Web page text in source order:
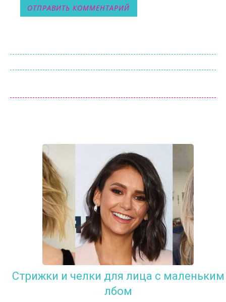
Стрижки и челки для лица с маленьким
лбом